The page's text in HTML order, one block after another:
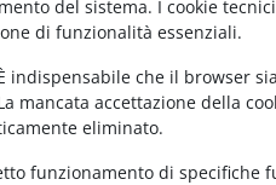
del sistema. I cookie
di funzionalità essenziali.
che il browser
accettazione della
eliminato.
funzionamento di specifiche